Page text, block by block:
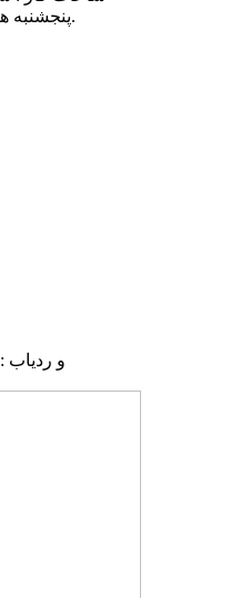
پنجشنبه ها و ایام تعطیل شرکت تعطیل است.
تلفن پشتیبانی GPS و ردیاب : 66029031-021